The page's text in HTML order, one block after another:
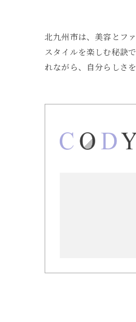
北九州市は、美容とフ
スタイルを楽しむ秘訣
れながら、自分らしさ